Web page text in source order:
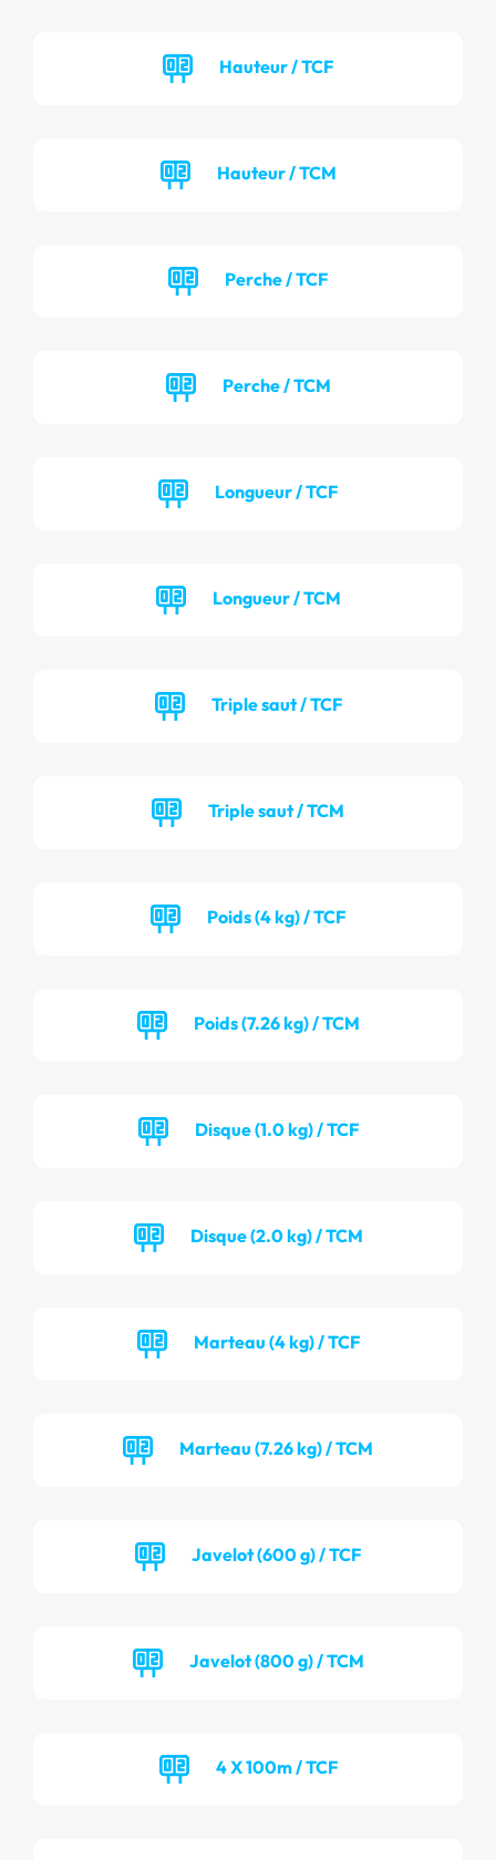
Hauteur / TCF
Hauteur / TCM
Perche / TCF
Perche / TCM
Longueur / TCF
Longueur / TCM
Triple saut / TCF
Triple saut / TCM
Poids (4 kg) / TCF
Poids (7.26 kg) / TCM
Disque (1.0 kg) / TCF
Disque (2.0 kg) / TCM
Marteau (4 kg) / TCF
Marteau (7.26 kg) / TCM
Javelot (600 g) / TCF
Javelot (800 g) / TCM
4 X 100m / TCF